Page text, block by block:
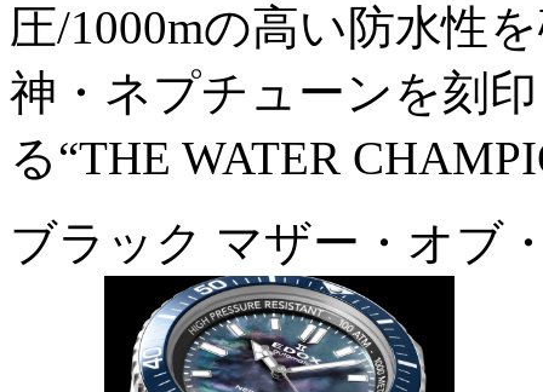
圧/1000mの高い防水性
神・ネプチューンを刻
る“THE WATER
ブラック マザー・オブ